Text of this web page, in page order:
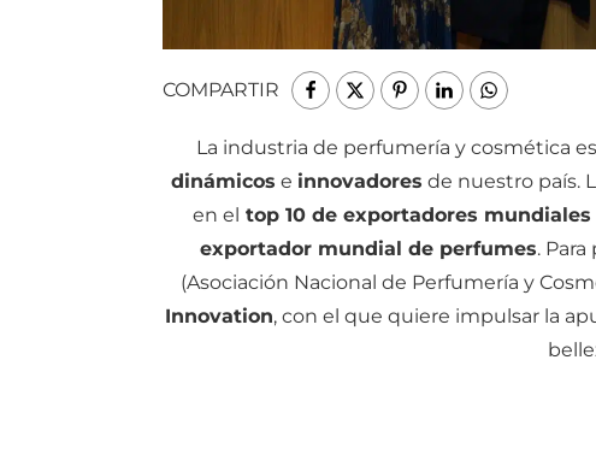
COMPARTIR
La industria de perfumería y cosmética
dinámicos e innovadores de nuestro país.
en el top 10 de exportadores
exportador mundial de perfumes.
(Asociación Nacional de Perfumería y
Innovation, con el que quiere impulsar la